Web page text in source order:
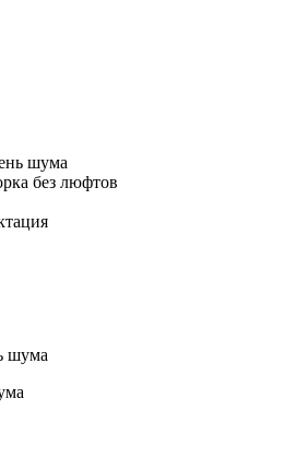
шума
без люфтов
шума